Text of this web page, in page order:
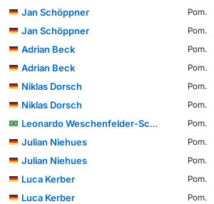
Jan Schöppner
Pom.
Jan Schöppner
Pom.
Adrian Beck
Pom.
Adrian Beck
Pom.
Niklas Dorsch
Pom.
Niklas Dorsch
Pom.
Leonardo Weschenfelder-Scienza
Pom.
Julian Niehues
Pom.
Julian Niehues
Pom.
Luca Kerber
Pom.
Luca Kerber
Pom.